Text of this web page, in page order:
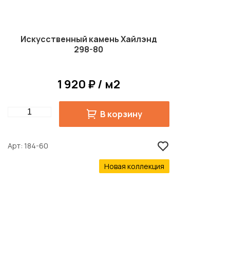
Искусственный камень Хайлэнд
298-80
1 920 ₽ / м2
Quantity В корзину
Арт 184-60
Новая коллекция